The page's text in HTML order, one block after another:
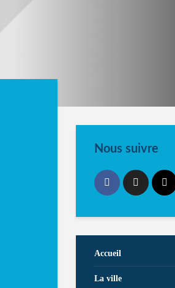
Nous suivre
Accueil
La ville